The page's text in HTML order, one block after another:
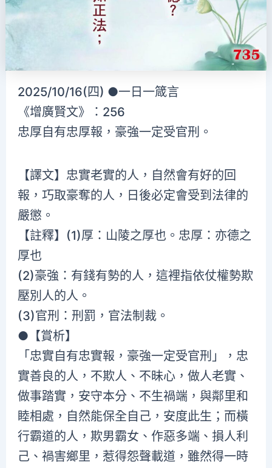
2025/10/16(四) ●一日一箴言
《增廣賢文》：256
忠厚自有忠厚報，豪強一定受官刑。
【譯文】忠實老實的人，自然會有好的回
報，巧取豪奪的人，日後必定會受到法律的
嚴懲。
【註釋】(1)厚：山陵之厚也。忠厚：亦德之
厚也
(2)豪強：有錢有勢的人，這裡指依仗權勢欺
壓別人的人。
(3)官刑：刑罰，官法制裁。
●【賞析】
「忠實自有忠實報，豪強一定受官刑」，忠
實善良的人，不欺人、不昧心，做人老實、
做事踏實，安守本分、不生禍端，與鄰里和
睦相處，自然能保全自己，安度此生；而橫
行霸道的人，欺男霸女、作惡多端、損人利
己、禍害鄉里，惹得怨聲載道，雖然得一時